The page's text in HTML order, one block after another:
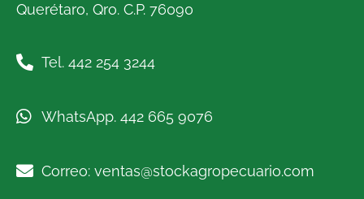
Querétaro, Qro. C.P. 76090
Tel. 442 254 3244
WhatsApp. 442 665 9076
Correo: ventas@stockagropecuario.com